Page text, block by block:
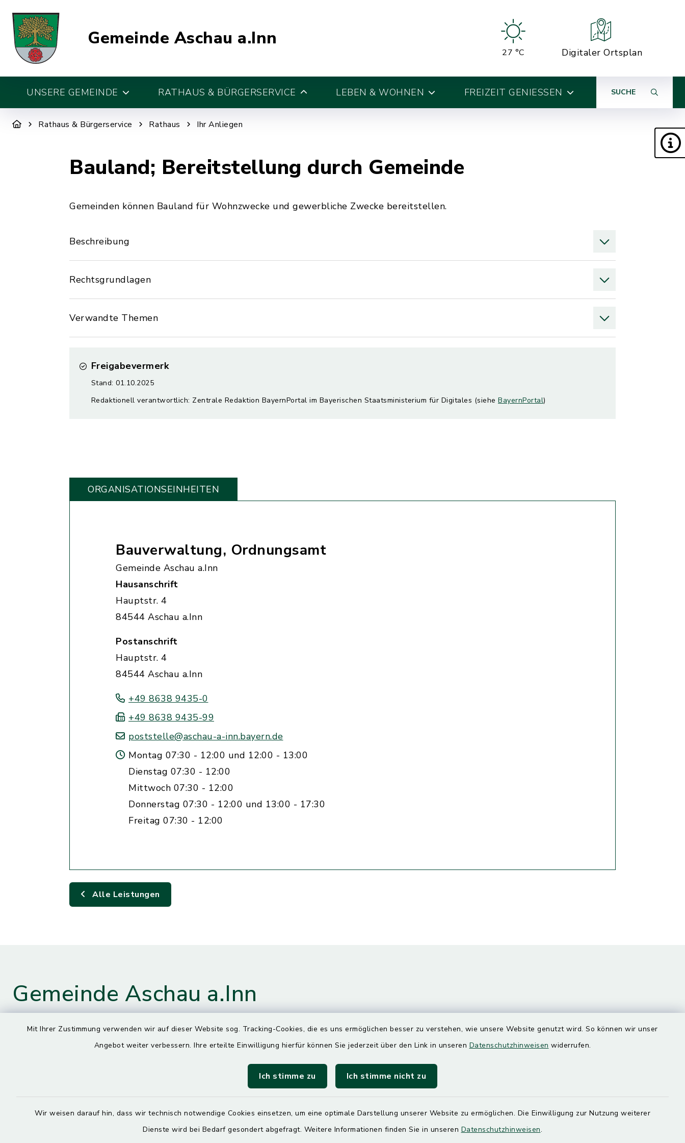
Mit Ihrer Zustimmung verwenden wir auf dieser Website sog. Tracking-Cookies, die es uns ermöglichen besser zu verstehen, wie unsere Website genutzt wird. So können wir unser
Angebot weiter verbessern. Ihre erteilte Einwilligung hierfür können Sie jederzeit über den Link in unseren Datenschutzhinweisen widerrufen.
Ich stimme zu Ich stimme nicht zu
Wir weisen darauf hin, dass wir technisch notwendige Cookies einsetzen, um eine optimale Darstellung unserer Website zu ermöglichen. Die Einwilligung zur Nutzung weiterer
Dienste wird bei Bedarf gesondert abgefragt. Weitere Informationen finden Sie in unseren Datenschutzhinweisen.
Gemeinde Aschau a.Inn
27 °C Digitaler Ortsplan
UNSERE GEMEINDE RATHAUS & BÜRGERSERVICE LEBEN & WOHNEN FREIZEIT GENIESSEN SUCHE
Rathaus & Bürgerservice Rathaus Ihr Anliegen
Bauland; Bereitstellung durch Gemeinde
Gemeinden können Bauland für Wohnzwecke und gewerbliche Zwecke bereitstellen.
Beschreibung
Rechtsgrundlagen
Verwandte Themen
Freigabevermerk
Stand: 01.10.2025
Redaktionell verantwortlich: Zentrale Redaktion BayernPortal im Bayerischen Staatsministerium für Digitales (siehe BayernPortal)
ORGANISATIONS­EINHEITEN
Bauverwaltung, Ordnungsamt
Gemeinde Aschau a.Inn
Hausanschrift
Hauptstr. 4
84544 Aschau a.Inn
Postanschrift
Hauptstr. 4
84544 Aschau a.Inn
+49 8638 9435-0
+49 8638 9435-99
poststelle@aschau-a-inn.bayern.de
Montag 07:30 - 12:00 und 12:00 - 13:00
Dienstag 07:30 - 12:00
Mittwoch 07:30 - 12:00
Donnerstag 07:30 - 12:00 und 13:00 - 17:30
Freitag 07:30 - 12:00
Alle Leistungen
Gemeinde Aschau a.Inn
Kontaktdaten
08638 9435-0
Öffnungszeiten
7.30 – 13.00 Uhr
Dienstag, Mittwoch und Freitag
7.30 – 12.00 Uhr
Quicklinks